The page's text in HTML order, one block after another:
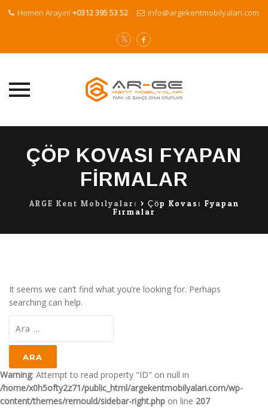
Hemen Arayın! +0312 395 53 52 info@argekentmobilyalari.com
contentÇÖP KOVASI FYAPAN
FIRMALAR
ARGE Kent Mobilyaları > Çöp Kovası Fyapan
Firmalar
It seems we can’t find what you’re looking for. Perhaps
searching can help.
Warning: Attempt to read property "ID" on null in
/home/x0h5ofty2z71/public_html/argekentmobilyalari.com/wp-
content/themes/remould/sidebar-right.php on line 207